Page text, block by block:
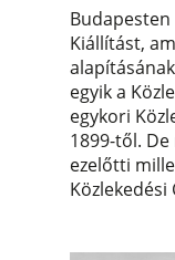
Budapesten
Kiállítást,
egyik a
egykori
1899-től.
ezelőtti
Közlekedési